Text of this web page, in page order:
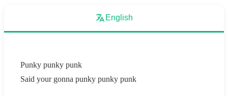
English
Punky punky punk
Said your gonna punky punky punk